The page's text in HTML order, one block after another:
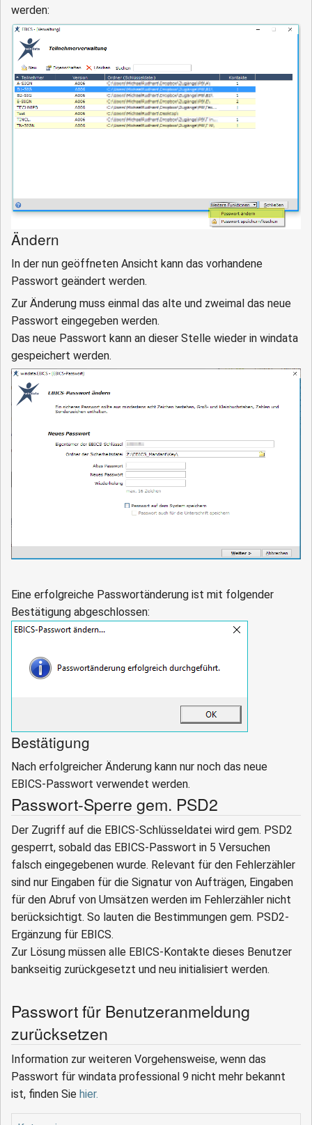
werden:
Ändern
In der nun geöffneten Ansicht kann das vorhandene
Passwort geändert werden.
Zur Änderung muss einmal das alte und zweimal das neue
Passwort eingegeben werden.
Das neue Passwort kann an dieser Stelle wieder in windata
gespeichert werden.
Eine erfolgreiche Passwortänderung ist mit folgender
Bestätigung abgeschlossen:
Bestätigung
Nach erfolgreicher Änderung kann nur noch das neue
EBICS-Passwort verwendet werden.
Passwort-Sperre gem. PSD2
Der Zugriff auf die EBICS-Schlüsseldatei wird gem. PSD2
gesperrt, sobald das EBICS-Passwort in 5 Versuchen
falsch eingegebenen wurde. Relevant für den Fehlerzähler
sind nur Eingaben für die Signatur von Aufträgen, Eingaben
für den Abruf von Umsätzen werden im Fehlerzähler nicht
berücksichtigt. So lauten die Bestimmungen gem. PSD2-
Ergänzung für EBICS.
Zur Lösung müssen alle EBICS-Kontakte dieses Benutzer
bankseitig zurückgesetzt und neu initialisiert werden.
Passwort für Benutzeranmeldung
zurücksetzen
Information zur weiteren Vorgehensweise, wenn das
Passwort für windata professional 9 nicht mehr bekannt
ist, finden Sie hier.